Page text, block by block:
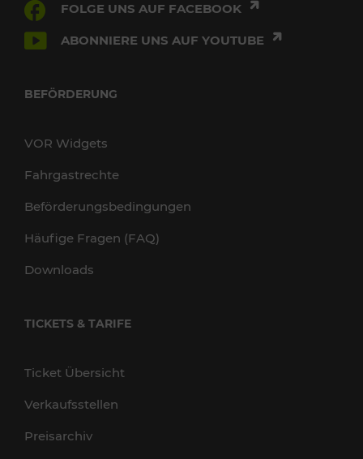
FOLGE UNS AUF FACEBOOK
ABONNIERE UNS AUF YOUTUBE
BEFÖRDERUNG
VOR Widgets
Fahrgastrechte
Beförderungsbedingungen
Häufige Fragen (FAQ)
Downloads
TICKETS & TARIFE
Ticket Übersicht
Verkaufsstellen
Preisarchiv